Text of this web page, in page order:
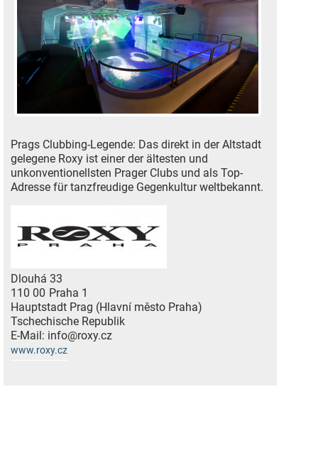
Prags Clubbing-Legende: Das direkt in der Altstadt
gelegene Roxy ist einer der ältesten und
unkonventionellsten Prager Clubs und als Top-
Adresse für tanzfreudige Gegenkultur weltbekannt.
Dlouhá 33
110 00 Praha 1
Hauptstadt Prag (Hlavní město Praha)
Tschechische Republik
E-Mail: info@roxy.cz
www.roxy.cz